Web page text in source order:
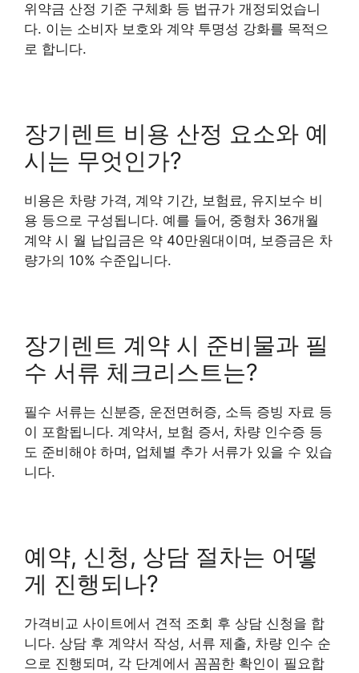
위약금 산정 기준 구체화 등 법규가 개정되었습니
다. 이는 소비자 보호와 계약 투명성 강화를 목적으
로 합니다.
장기렌트 비용 산정 요소와 예
시는 무엇인가?
비용은 차량 가격, 계약 기간, 보험료, 유지보수 비
용 등으로 구성됩니다. 예를 들어, 중형차 36개월
계약 시 월 납입금은 약 40만원대이며, 보증금은 차
량가의 10% 수준입니다.
장기렌트 계약 시 준비물과 필
수 서류 체크리스트는?
필수 서류는 신분증, 운전면허증, 소득 증빙 자료 등
이 포함됩니다. 계약서, 보험 증서, 차량 인수증 등
도 준비해야 하며, 업체별 추가 서류가 있을 수 있습
니다.
예약, 신청, 상담 절차는 어떻
게 진행되나?
가격비교 사이트에서 견적 조회 후 상담 신청을 합
니다. 상담 후 계약서 작성, 서류 제출, 차량 인수 순
으로 진행되며, 각 단계에서 꼼꼼한 확인이 필요합